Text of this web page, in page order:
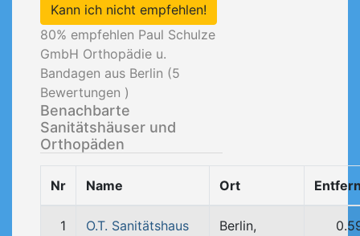
Kann ich nicht empfehlen!
80% empfehlen Paul Schulze
GmbH Orthopädie u.
Bandagen aus Berlin (5
Bewertungen )
Benachbarte
Sanitätshäuser und
Orthopäden
Nr Name Ort
1
O.T. Sanitätshaus
Berlin,